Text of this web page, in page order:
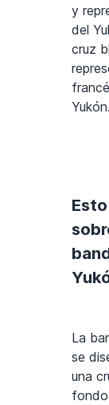
y
del
cruz
Yukón.
La
se
una
fondo